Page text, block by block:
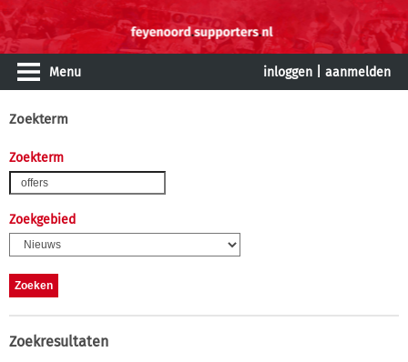
Menu inloggen aanmelden
Zoekterm
Zoekterm
Zoekgebied
Zoekresultaten